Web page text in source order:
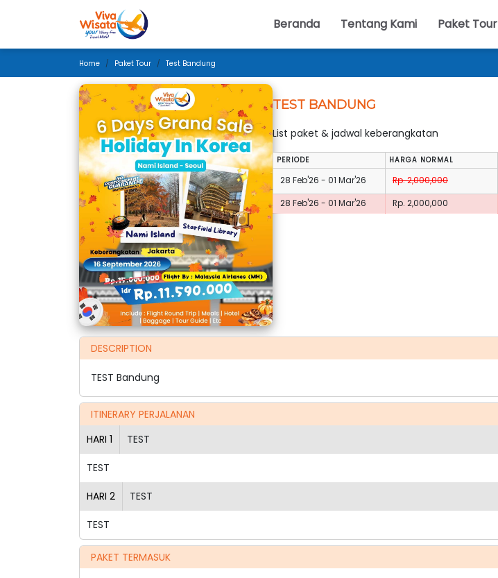
Beranda Tentang Kami Paket Tour
Home Paket Tour Test Bandung
TEST BANDUNG
List paket & jadwal keberangkatan
PERIODE HARGA NORMAL
28 Feb'26 - 01 Mar'26 Rp. 2,000,000
28 Feb'26 - 01 Mar'26
Rp. 2,000,000
DESCRIPTION
TEST Bandung
ITINERARY PERJALANAN
HARI 1 TEST
TEST
HARI 2 TEST
TEST
PAKET TERMASUK